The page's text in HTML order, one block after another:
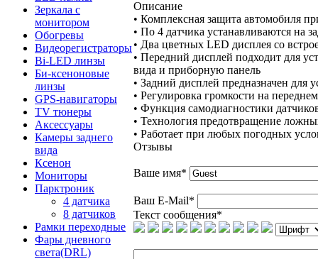
Зеркала с
монитором
Обогревы
Видеорегистраторы
Bi-LED линзы
Би-ксеноновые
линзы
GPS-навигаторы
TV тюнеры
Аксессуары
Камеры заднего
вида
Ксенон
Мониторы
Парктроник
4 датчика
8 датчиков
Рамки переходные
Фары дневного
света(DRL)
Описание
• Комплексная защита автомобиля
• По 4 датчика устанавливаются на
• Два цветных LED дисплея со
• Передний дисплей подходит для
вида и приборную панель
• Задний дисплей предназначен для
• Регулировка громкости на
• Функция самодиагностики
• Технология предотвращение
• Работает при любых погодных
Отзывы
Ваше имя*
Ваш E-Mail*
Текст сообщения*